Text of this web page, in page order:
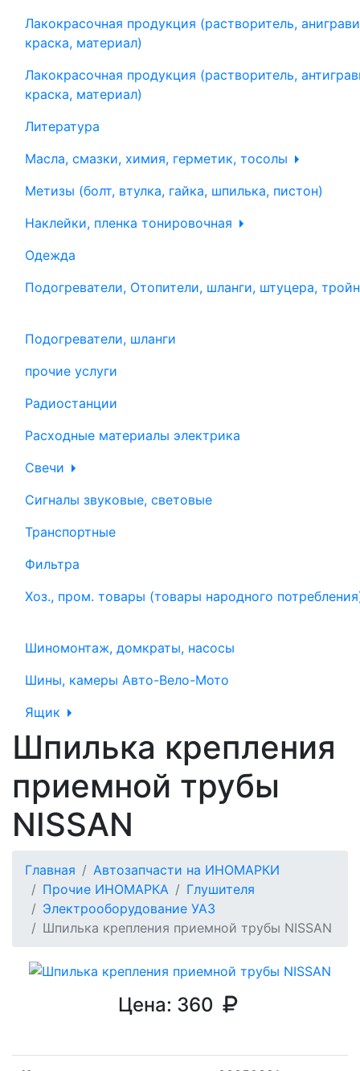
Лакокрасочная продукция (растворитель,
краска, материал)
Лакокрасочная продукция (растворитель,
краска, материал)
Литература
Масла, смазки, химия, герметик, тосолы
Метизы (болт, втулка, гайка, шпилька, пистон)
Наклейки, пленка тонировочная
Одежда
Подогреватели, Отопители, шланги, штуцера,
Подогреватели, шланги
прочие услуги
Радиостанции
Расходные материалы электрика
Свечи
Сигналы звуковые, световые
Транспортные
Фильтра
Хоз., пром. товары (товары народного
Шиномонтаж, домкраты, насосы
Шины, камеры Авто-Вело-Мото
Ящик
Шпилька крепления
приемной трубы
NISSAN
Главная
Автозапчасти на ИНОМАРКИ
Прочие ИНОМАРКА
Глушителя
Электрооборудование УАЗ
Шпилька крепления приемной трубы NISSAN
Цена: 360